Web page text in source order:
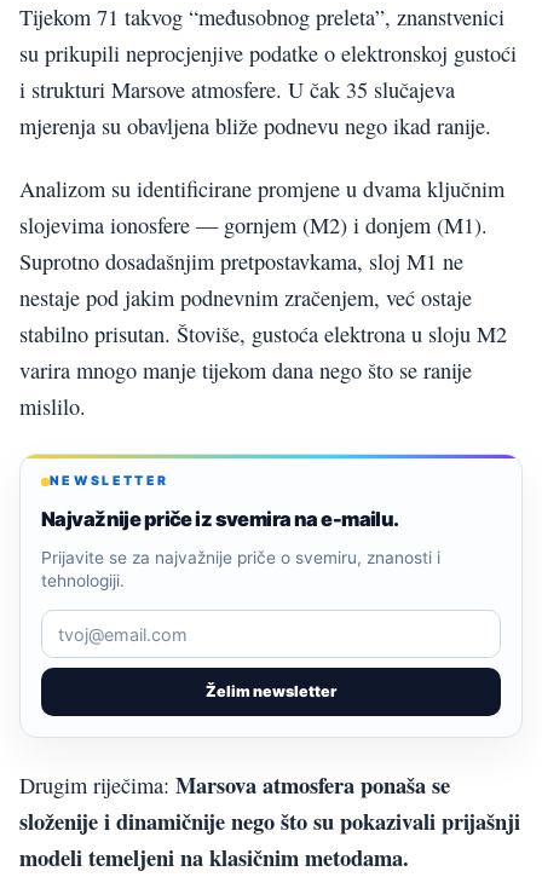
Tijekom 71 takvog “međusobnog preleta”, znanstvenici
su prikupili neprocjenjive podatke o elektronskoj gustoći
i strukturi Marsove atmosfere. U čak 35 slučajeva
mjerenja su obavljena bliže podnevu nego ikad ranije.
Analizom su identificirane promjene u dvama ključnim
slojevima ionosfere — gornjem (M2) i donjem (M1).
Suprotno dosadašnjim pretpostavkama, sloj M1 ne
nestaje pod jakim podnevnim zračenjem, već ostaje
stabilno prisutan. Štoviše, gustoća elektrona u sloju M2
varira mnogo manje tijekom dana nego što se ranije
mislilo.
NEWSLETTER
Najvažnije priče iz svemira na e-mailu.
Želim newsletter
Prijavite se za najvažnije priče o svemiru, znanosti i
tehnologiji.
Drugim riječima: Marsova atmosfera ponaša se
složenije i dinamičnije nego što su pokazivali prijašnji
modeli temeljeni na klasičnim metodama.